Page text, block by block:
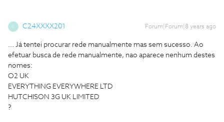
C C24XXXX201 Forum|Forum|8 years ago
... Já tentei procurar rede manualmente mas sem sucesso. Ao
efetuar busca de rede manualmente, nao aparece nenhum destes
nomes:
O2 UK
EVERYTHING EVERYWHERE LTD
HUTCHISON 3G UK LIMITED
?